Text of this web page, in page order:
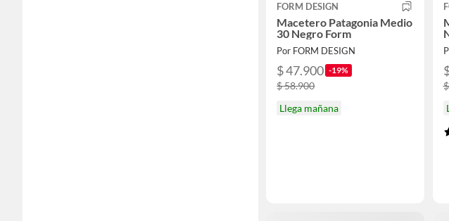
FORM DESIGN
Macetero Patagonia Medio
30 Negro Form
Por FORM DESIGN
$ 47.900 -19%
$ 58.900
Llega mañana